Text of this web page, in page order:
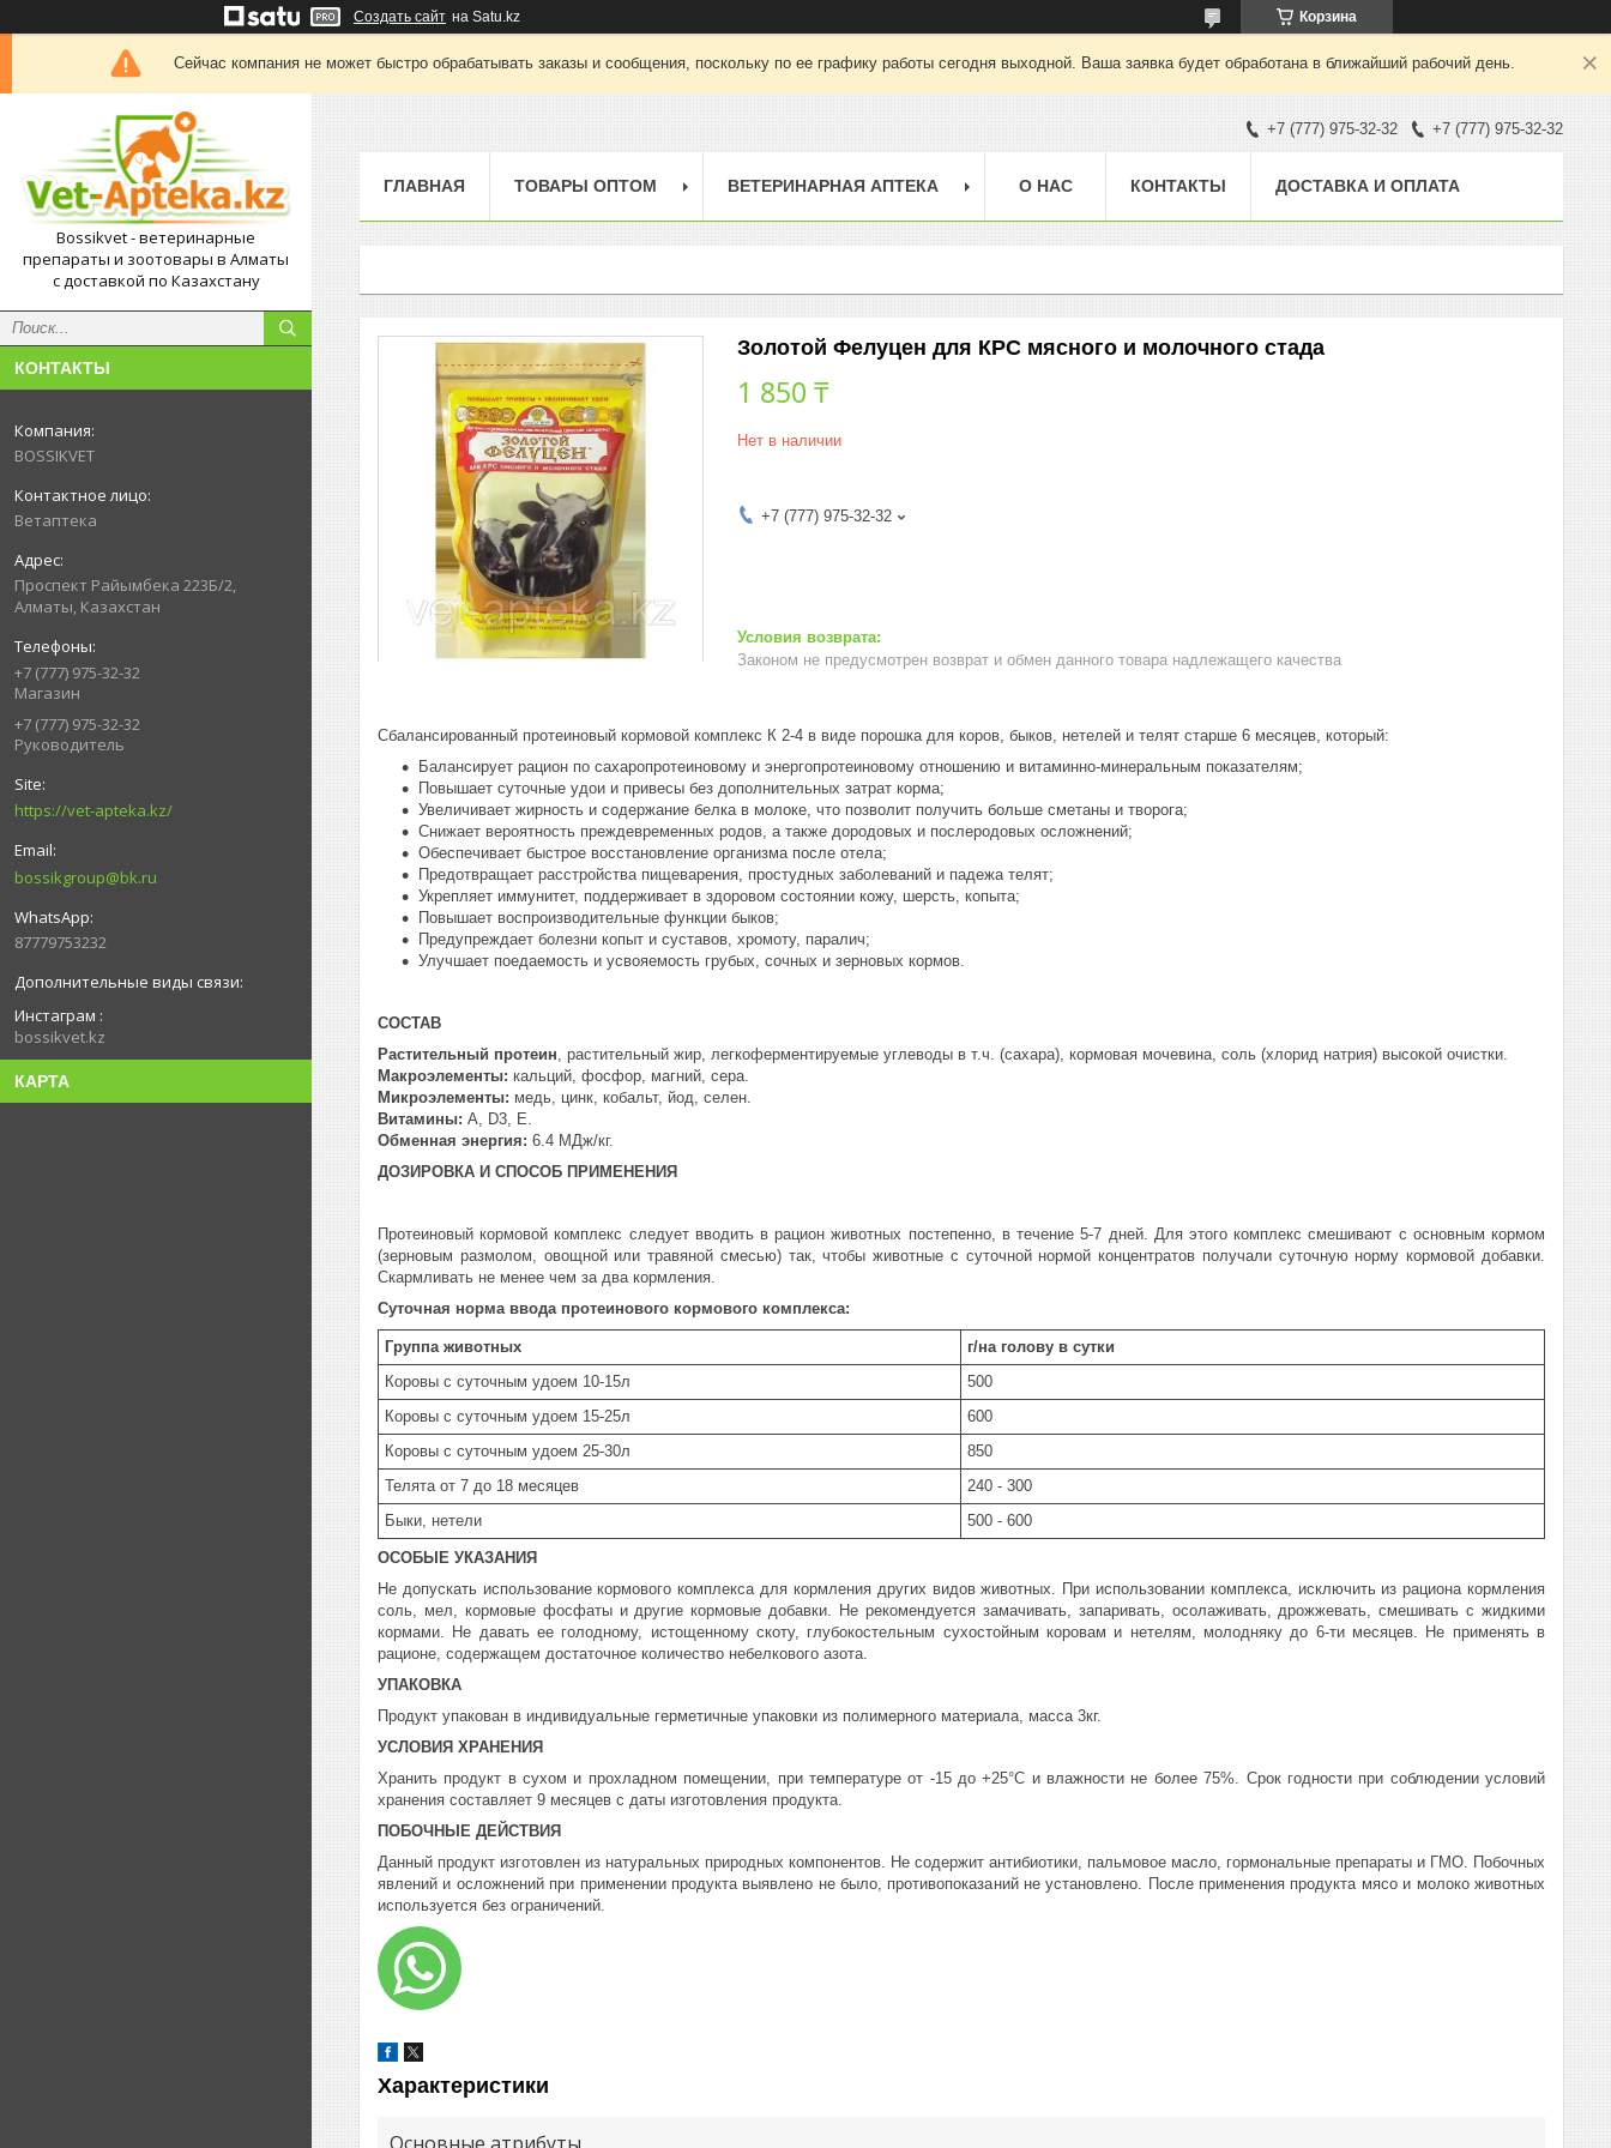
Создать сайт на Satu.kz Корзина
Сейчас компания не может быстро обрабатывать заказы и сообщения, поскольку по ее графику работы сегодня выходной. Ваша заявка будет обработана в ближайший рабочий день.
Bossikvet - ветеринарные
препараты и зоотовары в Алматы
с доставкой по Казахстану
КОНТАКТЫ
BOSSIKVET
Ветаптека
Проспект Райымбека 223Б/2,
Алматы, Казахстан
+7 (777) 975-32-32
Магазин
+7 (777) 975-32-32
Руководитель
https://vet-apteka.kz/
bossikgroup@bk.ru
87779753232
Инстаграм
bossikvet.kz
КАРТА
+7 (777) 975-32-32 +7 (777) 975-32-32
ГЛАВНАЯ ТОВАРЫ ОПТОМ ВЕТЕРИНАРНАЯ АПТЕКА О НАС КОНТАКТЫ ДОСТАВКА И ОПЛАТА
Золотой Фелуцен для КРС мясного и молочного стада
1 850 ₸
Нет в наличии
+7 (777) 975-32-32
Законом не предусмотрен возврат и обмен данного товара надлежащего качества
Сбалансированный протеиновый кормовой комплекс К 2-4 в виде порошка для коров, быков, нетелей и телят старше 6 месяцев, который:
Балансирует рацион по сахаропротеиновому и энергопротеиновому отношению и витаминно-минеральным показателям;
Повышает суточные удои и привесы без дополнительных затрат корма;
Увеличивает жирность и содержание белка в молоке, что позволит получить больше сметаны и творога;
Снижает вероятность преждевременных родов, а также дородовых и послеродовых осложнений;
Обеспечивает быстрое восстановление организма после отела;
Предотвращает расстройства пищеварения, простудных заболеваний и падежа телят;
Укрепляет иммунитет, поддерживает в здоровом состоянии кожу, шерсть, копыта;
Повышает воспроизводительные функции быков;
Предупреждает болезни копыт и суставов, хромоту, паралич;
Улучшает поедаемость и усвояемость грубых, сочных и зерновых кормов.
СОСТАВ
Растительный протеин , растительный жир, легкоферментируемые углеводы в т.ч. (сахара), кормовая мочевина, соль (хлорид натрия) высокой очистки.
Макроэлементы: кальций, фосфор, магний, сера.
Микроэлементы: медь, цинк, кобальт, йод, селен.
Витамины: А, D3, Е.
Обменная энергия: 6.4 МДж/кг.
ДОЗИРОВКА И СПОСОБ ПРИМЕНЕНИЯ
Протеиновый кормовой комплекс следует вводить в рацион животных постепенно, в течение 5-7 дней. Для этого комплекс смешивают с основным кормом
(зерновым размолом, овощной или травяной смесью) так, чтобы животные с суточной нормой концентратов получали суточную норму кормовой добавки.
Скармливать не менее чем за два кормления.
Суточная норма ввода протеинового кормового комплекса:
Группа животных
г/на голову в сутки
Коровы с суточным удоем 10-15л
500
Коровы с суточным удоем 15-25л
600
Коровы с суточным удоем 25-30л
850
Телята от 7 до 18 месяцев
240 - 300
Быки, нетели
500 - 600
ОСОБЫЕ УКАЗАНИЯ
Не допускать использование кормового комплекса для кормления других видов животных. При использовании комплекса, исключить из рациона кормления
соль, мел, кормовые фосфаты и другие кормовые добавки. Не рекомендуется замачивать, запаривать, осолаживать, дрожжевать, смешивать с жидкими
кормами. Не давать ее голодному, истощенному скоту, глубокостельным сухостойным коровам и нетелям, молодняку до 6-ти месяцев. Не применять в
рационе, содержащем достаточное количество небелкового азота.
УПАКОВКА
Продукт упакован в индивидуальные герметичные упаковки из полимерного материала, масса 3кг.
УСЛОВИЯ ХРАНЕНИЯ
Хранить продукт в сухом и прохладном помещении, при температуре от -15 до +25°С и влажности не более 75%. Срок годности при соблюдении условий
хранения составляет 9 месяцев с даты изготовления продукта.
ПОБОЧНЫЕ ДЕЙСТВИЯ
Данный продукт изготовлен из натуральных природных компонентов. Не содержит антибиотики, пальмовое масло, гормональные препараты и ГМО. Побочных
явлений и осложнений при применении продукта выявлено не было, противопоказаний не установлено. После применения продукта мясо и молоко животных
используется без ограничений.
Характеристики